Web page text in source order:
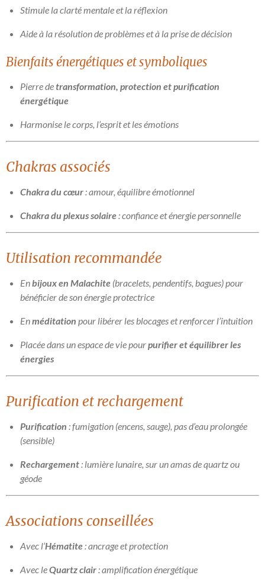
Stimule la clarté mentale et la réflexion
Aide à la résolution de problèmes et à la prise de décision
Bienfaits énergétiques et symboliques
Pierre detransformation, protection et purification
énergétique
Harmonise le corps, l’esprit et les émotions
Chakras associés
Chakra du cœur: amour, équilibre émotionnel
Chakra du plexus solaire: confiance et énergie personnelle
Utilisation recommandée
Enbijoux en Malachite (bracelets, pendentifs, bagues) pour
bénéficier de son énergie protectrice
Enméditation pour libérer les blocages et renforcer l’intuition
Placée dans un espace de vie pourpurifier et équilibrer les
énergies
Purification et rechargement
Purification : fumigation (encens, sauge), pas d’eau prolongée
(sensible)
Rechargement: lumière lunaire, sur un amas de quartz ou
géode
Associations conseillées
Avec l’Hématite: ancrage et protection
Avec leQuartz clair: amplification énergétique